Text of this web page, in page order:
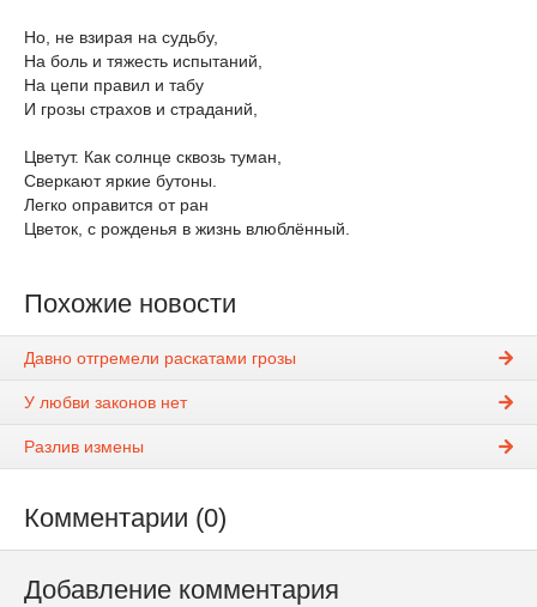
Но, не взирая на судьбу,
На боль и тяжесть испытаний,
На цепи правил и табу
И грозы страхов и страданий,
Цветут. Как солнце сквозь туман,
Сверкают яркие бутоны.
Легко оправится от ран
Цветок, с рожденья в жизнь влюблённый.
Похожие новости
Давно отгремели раскатами грозы
У любви законов нет
Разлив измены
Комментарии (0)
Добавление комментария